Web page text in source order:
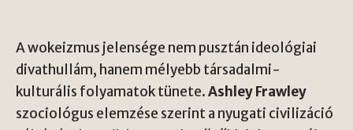
A wokeizmus jelensége nem pusztán ideológiai
divathullám, hanem mélyebb társadalmi-
kulturális folyamatok tünete.Ashley Frawley
szociológus elemzése szerint a nyugati civilizáció